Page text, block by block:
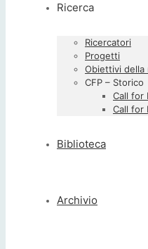
Ricerca
Ricercatori
Progetti
Obiettivi della
CFP – Storico
Call for
Call for
Biblioteca
Archivio